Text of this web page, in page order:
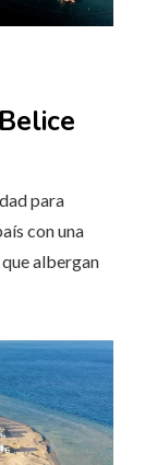
para
con una
albergan